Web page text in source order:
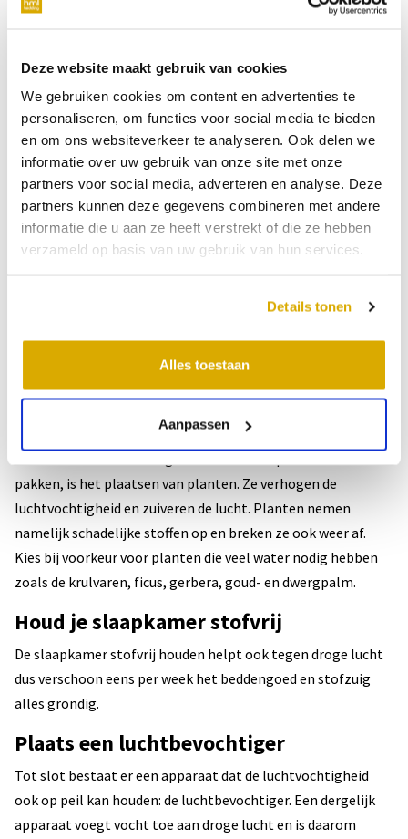
Deze website maakt gebruik van cookies
We gebruiken cookies om content en advertenties te
personaliseren, om functies voor social media te bieden
en om ons websiteverkeer te analyseren. Ook delen we
informatie over uw gebruik van onze site met onze
partners voor social media, adverteren en analyse. Deze
partners kunnen deze gegevens combineren met andere
informatie die u aan ze heeft verstrekt of die ze hebben
verzameld op basis van uw gebruik van hun services.
Details tonen
Alles toestaan
Aanpassen
buitenlucht niet zo droog is. Op deze manier zorg je voor een
gevolg een betere nachtrust.
Zet de verwarming lager of helemaal
uit
In de winter zetten veel mensen de verwarming aan en die
zorgt ervoor dat het wat warmer wordt in de slaapkamer,
maar tegelijkertijd ook droger. De lucht wordt verwarmd,
Wanneer je het echt te koud hebt in de winter en niet kunt
slapen, kun je voor het slapengaan een warme douche
nemen en/of een flanellen pyjama aantrekken.
Zet planten in de slaapkamer
pakken, is het plaatsen van planten. Ze verhogen de
luchtvochtigheid en zuiveren de lucht. Planten nemen
namelijk schadelijke stoffen op en breken ze ook weer af.
Kies bij voorkeur voor planten die veel water nodig hebben
zoals de krulvaren, ficus, gerbera, goud- en dwergpalm.
Houd je slaapkamer stofvrij
De slaapkamer stofvrij houden helpt ook tegen droge lucht
dus verschoon eens per week het beddengoed en stofzuig
alles grondig.
Plaats een luchtbevochtiger
Tot slot bestaat er een apparaat dat de luchtvochtigheid
ook op peil kan houden: de luchtbevochtiger. Een dergelijk
apparaat voegt vocht toe aan droge lucht en is daarom